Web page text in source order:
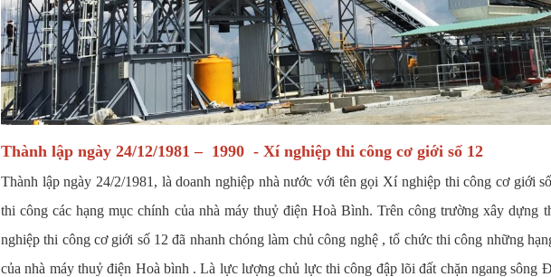
Thành lập ngày 24/12/1981 – 1990 - Xí nghiệp thi công cơ giới số 12
Thành lập ngày 24/2/1981, là doanh nghiệp nhà nước với tên gọi Xí nghiệp thi công cơ giới
thi công các hạng mục chính của nhà máy thuỷ điện Hoà Bình. Trên công trường xây
nghiệp thi công cơ giới số 12 đã nhanh chóng làm chủ công nghệ , tổ chức thi công những
của nhà máy thuỷ điện Hoà bình . Là lực lượng chủ lực thi công đập lõi đất chặn ngang sông